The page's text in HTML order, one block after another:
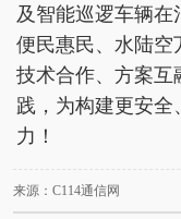
及智能巡逻车辆在
便民惠民、水陆空
技术合作、方案互
践，为构建更安全
力！
来源：C114通信网